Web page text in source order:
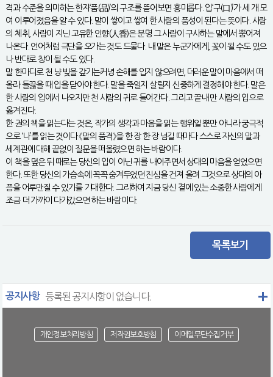
격과 수준을 의미하는 한자‘품(品)’의 구조를 뜯어보면 흥미롭다. 입‘구(口)’가 세 개 모
여 이루어졌음을 알 수 있다. 말이 쌓이고 쌓여 한 사람의 품성이 된다는 뜻이다. 사람
의 체취, 사람이 지닌 고유한 인향(人香)은 분명 그 사람이 구사하는 말에서 뿜어져
나온다. 언어처럼 극단을 오가는 것도 드물다. 내 말은 누군가에게, 꽃이 될 수도 있으
나 반대로 창이 될 수도 있다.
말 한마디로 천 냥 빚을 갚기는커녕 손해를 입지 않으려면, 더러운 말이 마음에서 떠
올라 들끓을 때 입을 닫아야 한다. 말을 죽일지 살릴지 신중하게 결정해야 한다. 말은
한 사람의 입에서 나오지만 천 사람의 귀로 들어간다. 그리고 끝내 만 사람의 입으로
옮겨진다.
한 권의 책을 읽는다는 것은, 작가의 생각과 마음을 읽는 행위일 뿐만 아니라 궁극적
으로 ‘나’를 읽는 것이다.《말의 품격》을 한 장 한 장 넘길 때마다 스스로 자신의 말과
세계관에 대해 끝없이 질문을 떠올렸으면 하는 바람이다.
이 책을 덮은 뒤 때로는 당신의 입이 아닌 귀를 내어주면서 상대의 마음을 얻었으면
한다. 또한 당신의 가슴속에 꼭꼭 숨겨두었던 진심을 건져 올려 그것으로 상대의 아
픔을 어루만질 수 있기를 기대한다. 그리하여 지금 당신 곁에 있는 소중한 사람에게
조금 더 가까이 다가갔으면 하는 바람이다.
목록보기
공지사항 등록된 공지사항이 없습니다.
개인정보처리방침 저작권보호방침 이메일무단수집거부